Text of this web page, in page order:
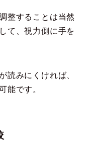
整することは当然
て、視力側に手を
読みにくければ、
能です。